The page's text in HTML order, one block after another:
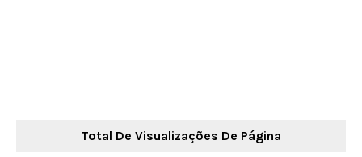
Total De Visualizações De Página